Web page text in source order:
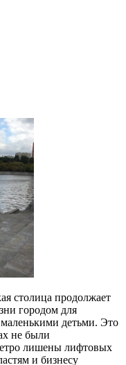
столица продолжает
городом для
детьми. Это
не были
лишены лифтовых
и бизнесу